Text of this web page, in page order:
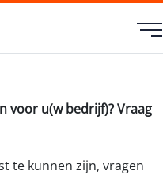
voor u(w bedrijf)? Vraag
te kunnen zijn, vragen